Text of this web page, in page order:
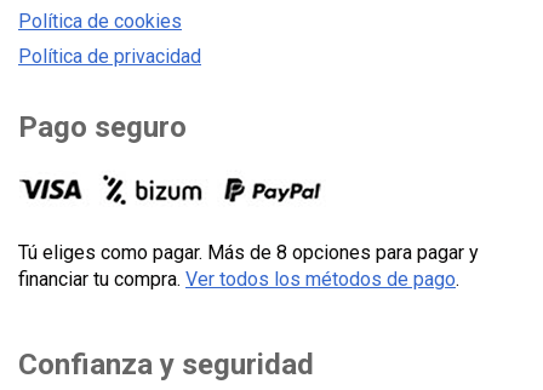
Política de cookies
Política de privacidad
Pago seguro
Tú eliges como pagar. Más de 8 opciones para pagar y
financiar tu compra. Ver todos los métodos de pago.
Confianza y seguridad